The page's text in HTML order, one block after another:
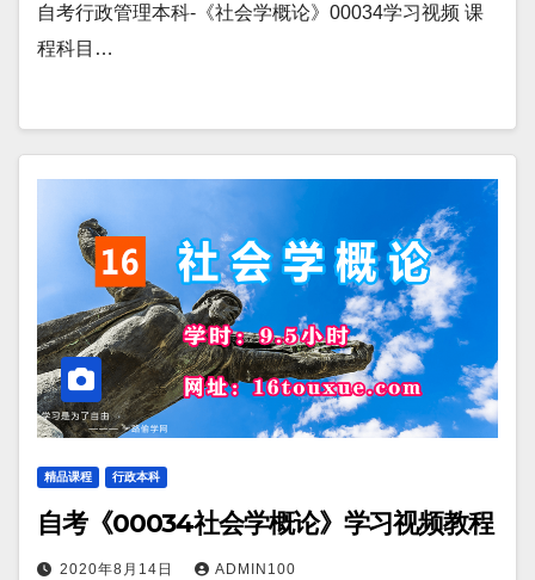
自考行政管理本科-《社会学概论》00034学习视频 课
程科目…
精品课程 行政本科
自考《00034社会学概论》学习视频教程
2020年8月14日 ADMIN100